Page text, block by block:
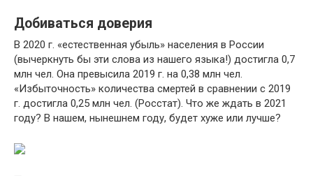
Добиваться доверия
В 2020 г. «естественная убыль» населения в России
(вычеркнуть бы эти слова из нашего языка!) достигла 0,7
млн чел. Она превысила 2019 г. на 0,38 млн чел.
«Избыточность» количества смертей в сравнении с 2019
г. достигла 0,25 млн чел. (Росстат). Что же ждать в 2021
году? В нашем, нынешнем году, будет хуже или лучше?